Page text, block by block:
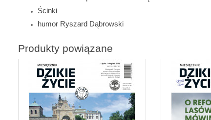
Ścinki
humor Ryszard Dąbrowski
Produkty powiązane